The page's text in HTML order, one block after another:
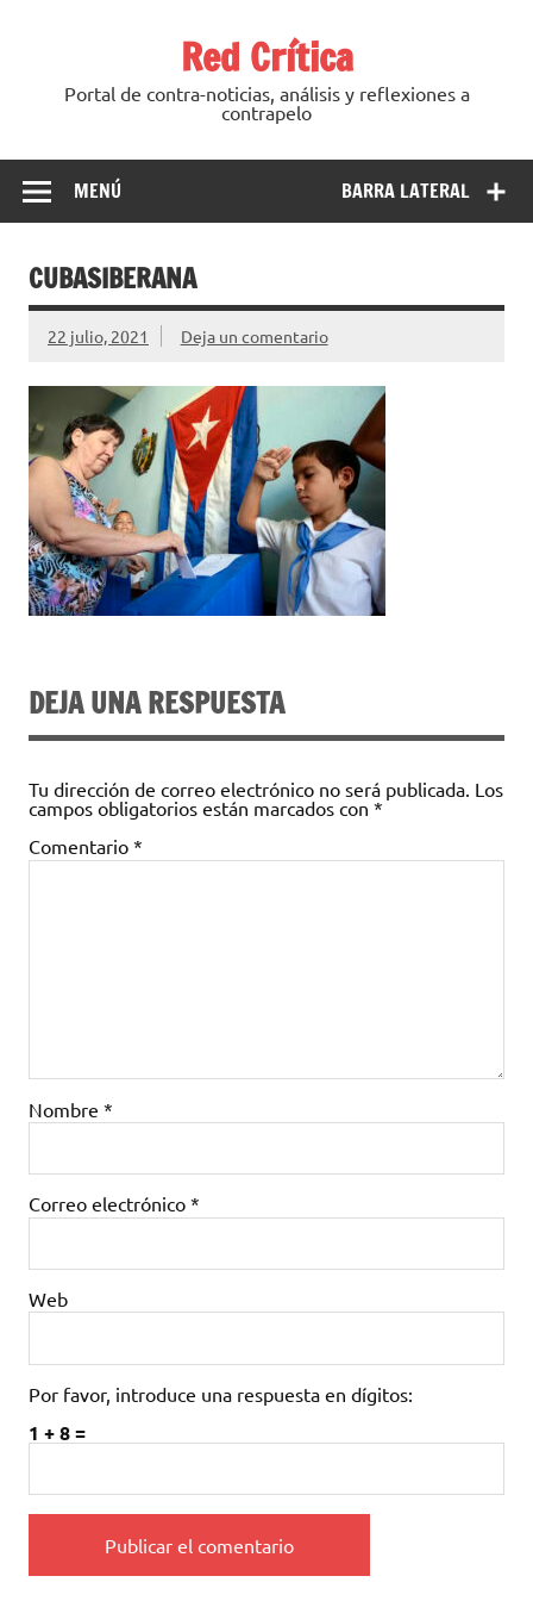
Red Crítica
Portal de contra-noticias, análisis y reflexiones a
contrapelo
BARRA LATERAL
MENÚ
CUBASIBERANA
22 julio, 2021 Deja un comentario
DEJA UNA RESPUESTA
Tu dirección de correo electrónico no será publicada. Los
campos obligatorios están marcados con *
Comentario *
Nombre *
Correo electrónico *
Web
Por favor, introduce una respuesta en dígitos:
1 + 8 =